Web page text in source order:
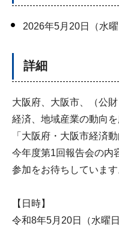
2026年5月20日（水曜
詳細
大阪府、大阪市、（公
経済、地域産業の動向
「大阪府・大阪市経済
今年度第1回報告会の内
参加をお待ちしています
【日時】
令和8年5月20日（水曜